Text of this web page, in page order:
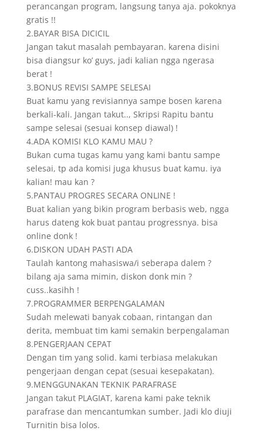
perancangan program, langsung tanya aja. pokoknya
gratis !!
2.BAYAR BISA DICICIL
Jangan takut masalah pembayaran. karena disini
bisa diangsur ko’ guys, jadi kalian ngga ngerasa
berat !
3.BONUS REVISI SAMPE SELESAI
Buat kamu yang revisiannya sampe bosen karena
berkali-kali. Jangan takut.., Skripsi Rapitu bantu
sampe selesai (sesuai konsep diawal) !
4.ADA KOMISI KLO KAMU MAU ?
Bukan cuma tugas kamu yang kami bantu sampe
selesai, tp ada komisi juga khusus buat kamu. iya
kalian! mau kan ?
5.PANTAU PROGRES SECARA ONLINE !
Buat kalian yang bikin program berbasis web, ngga
harus dateng kok buat pantau progressnya. bisa
online donk !
6.DISKON UDAH PASTI ADA
Taulah kantong mahasiswa/i seberapa dalem ?
bilang aja sama mimin, diskon donk min ?
cuss..kasihh !
7.PROGRAMMER BERPENGALAMAN
Sudah melewati banyak cobaan, rintangan dan
derita, membuat tim kami semakin berpengalaman
8.PENGERJAAN CEPAT
Dengan tim yang solid. kami terbiasa melakukan
pengerjaan dengan cepat (sesuai kesepakatan).
9.MENGGUNAKAN TEKNIK PARAFRASE
Jangan takut PLAGIAT, karena kami pake teknik
parafrase dan mencantumkan sumber. Jadi klo diuji
Turnitin bisa lolos.